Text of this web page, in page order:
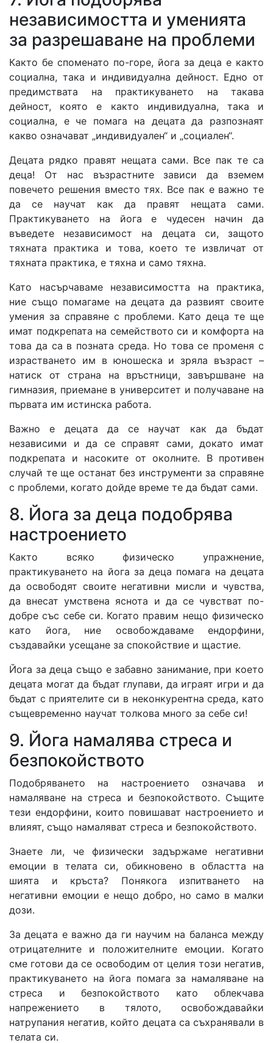
независимостта и уменията
за разрешаване на проблеми
Както бе споменато по-горе, йога за деца е както
социална, така и индивидуална дейност. Едно от
предимствата на практикуването на такава
дейност, която е както индивидуална, така и
социална, е че помага на децата да разпознаят
какво означават „индивидуален“ и „социален“.
Децата рядко правят нещата сами. Все пак те са
деца! От нас възрастните зависи да вземем
повечето решения вместо тях. Все пак е важно те
да се научат как да правят нещата сами.
Практикуването на йога е чудесен начин да
въведете независимост на децата си, защото
тяхната практика и това, което те извличат от
тяхната практика, е тяхна и само тяхна.
Като насърчаваме независимостта на практика,
ние също помагаме на децата да развият своите
умения за справяне с проблеми. Като деца те ще
имат подкрепата на семейството си и комфорта на
това да са в позната среда. Но това се променя с
израстването им в юношеска и зряла възраст –
натиск от страна на връстници, завършване на
гимназия, приемане в университет и получаване на
първата им истинска работа.
Важно е децата да се научат как да бъдат
независими и да се справят сами, докато имат
подкрепата и насоките от околните. В противен
случай те ще останат без инструменти за справяне
с проблеми, когато дойде време те да бъдат сами.
8. Йога за деца подобрява
настроението
Както всяко физическо упражнение,
практикуването на йога за деца помага на децата
да освободят своите негативни мисли и чувства,
да внесат умствена яснота и да се чувстват по-
добре със себе си. Когато правим нещо физическо
като йога, ние освобождаваме ендорфини,
създавайки усещане за спокойствие и щастие.
Йога за деца също е забавно занимание, при което
децата могат да бъдат глупави, да играят игри и да
бъдат с приятелите си в неконкурентна среда, като
същевременно научат толкова много за себе си!
9. Йога намалява стреса и
безпокойството
Подобряването на настроението означава и
намаляване на стреса и безпокойството. Същите
тези ендорфини, които повишават настроението и
влияят, също намаляват стреса и безпокойството.
Знаете ли, че физически задържаме негативни
емоции в телата си, обикновено в областта на
шията и кръста? Понякога изпитването на
негативни емоции е нещо добро, но само в малки
дози.
За децата е важно да ги научим на баланса между
отрицателните и положителните емоции. Когато
сме готови да се освободим от целия този негатив,
практикуването на йога помага за намаляване на
стреса и безпокойството като облекчава
напрежението в тялото, освобождавайки
натрупания негатив, който децата са съхранявали в
телата си.